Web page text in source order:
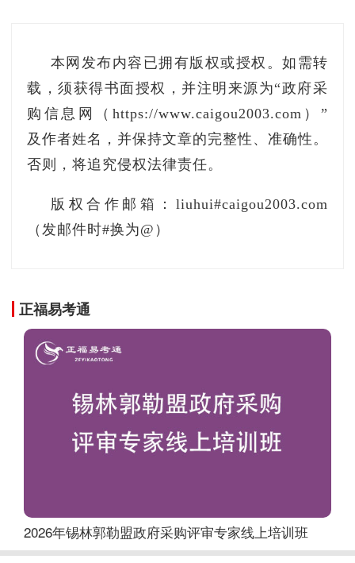
任，细化工作流程，扎实做好采购意向公开工作
误。
陕西省财政厅
2020年12月7日
本网发布内容已拥有版权或授权。如需转
载，须获得书面授权，并注明来源为“政府采
购信息网（https://www.caigou2003.com）”
及作者姓名，并保持文章的完整性、准确性。
否则，将追究侵权法律责任。
版权合作邮箱：liuhui#caigou2003.com
（发邮件时#换为@）
正福易考通
2026年锡林郭勒盟政府采购评审专家线上培训班